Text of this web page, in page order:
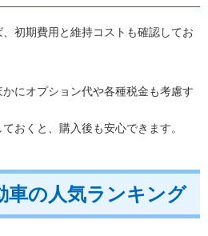
初期費用と維持コストも確認してお
にオプション代や各種税金も考慮す
おくと、購入後も安心できます。
車の人気ランキング